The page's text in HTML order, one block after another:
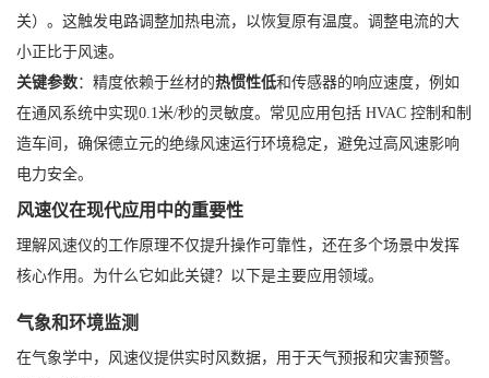
关）。这触发电路调整加热电流，以恢复原有温度。调整电流的大
小正比于风速。
关键参数：精度依赖于丝材的热惯性低和传感器的响应速度，例如
在通风系统中实现0.1米/秒的灵敏度。常见应用包括 HVAC 控制和制
造车间，确保德立元的绝缘风速运行环境稳定，避免过高风速影响
电力安全。
风速仪在现代应用中的重要性
理解风速仪的工作原理不仅提升操作可靠性，还在多个场景中发挥
核心作用。为什么它如此关键？以下是主要应用领域。
气象和环境监测
在气象学中，风速仪提供实时风数据，用于天气预报和灾害预警。